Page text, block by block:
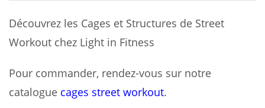
Découvrez les Cages et Structures de Street
Workout chez Light in Fitness
Pour commander, rendez-vous sur notre
catalogue cages street workout.